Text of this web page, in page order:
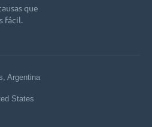
que
fácil.
Argentina
States